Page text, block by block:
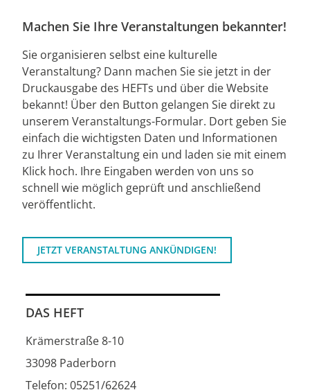
Machen Sie Ihre Veranstaltungen bekannter!
Sie organisieren selbst eine kulturelle
Veranstaltung? Dann machen Sie sie jetzt in der
Druckausgabe des HEFTs und über die Website
bekannt! Über den Button gelangen Sie direkt zu
unserem Veranstaltungs-Formular. Dort geben Sie
einfach die wichtigsten Daten und Informationen
zu Ihrer Veranstaltung ein und laden sie mit einem
Klick hoch. Ihre Eingaben werden von uns so
schnell wie möglich geprüft und anschließend
veröffentlicht.
JETZT VERANSTALTUNG ANKÜNDIGEN!
DAS HEFT
Krämerstraße 8-10
33098 Paderborn
Telefon: 05251/62624